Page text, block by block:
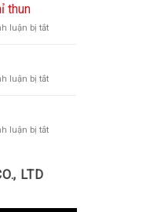
thun
luận bị tắtở
thun
luận bị tắtở
luận bị tắtở
LTD